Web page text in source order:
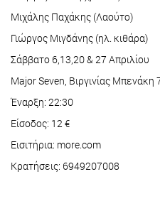
Μιχάλης Παχάκης (Λαούτο)
Γιώργος Μιγδάνης (ηλ. κιθάρα)
Σάββατο 6,13,20 & 27 Απριλίου
Major Seven, Βιργινίας
Έναρξη: 22:30
Είσοδος: 12 €
Εισιτήρια: more.com
Κρατήσεις: 6949207008